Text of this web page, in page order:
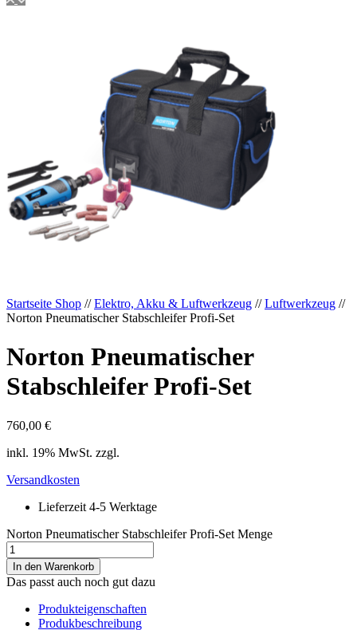
Startseite Shop //Elektro, Akku & Luftwerkzeug //Luftwerkzeug //
Norton Pneumatischer Stabschleifer Profi-Set
Norton Pneumatischer
Stabschleifer Profi-Set
760,00 €
inkl. 19% MwSt. zzgl.
Versandkosten
Lieferzeit 4-5 Werktage
Norton Pneumatischer Stabschleifer Profi-Set Menge
In den Warenkorb
Das passt auch noch gut dazu
Produkteigenschaften
Produkbeschreibung